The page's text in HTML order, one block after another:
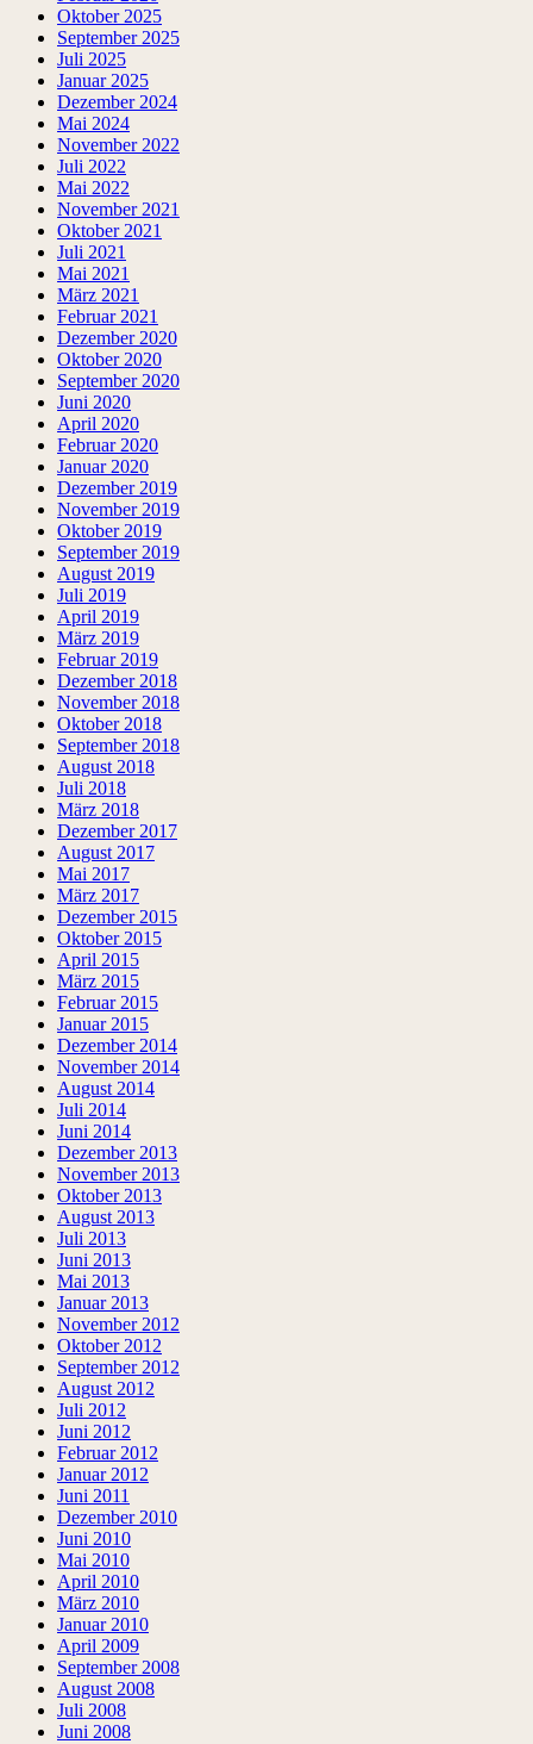
Oktober 2025
September 2025
Juli 2025
Januar 2025
Dezember 2024
Mai 2024
November 2022
Juli 2022
Mai 2022
November 2021
Oktober 2021
Juli 2021
Mai 2021
März 2021
Februar 2021
Dezember 2020
Oktober 2020
September 2020
Juni 2020
April 2020
Februar 2020
Januar 2020
Dezember 2019
November 2019
Oktober 2019
September 2019
August 2019
Juli 2019
April 2019
März 2019
Februar 2019
Dezember 2018
November 2018
Oktober 2018
September 2018
August 2018
Juli 2018
März 2018
Dezember 2017
August 2017
Mai 2017
März 2017
Dezember 2015
Oktober 2015
April 2015
März 2015
Februar 2015
Januar 2015
Dezember 2014
November 2014
August 2014
Juli 2014
Juni 2014
Dezember 2013
November 2013
Oktober 2013
August 2013
Juli 2013
Juni 2013
Mai 2013
Januar 2013
November 2012
Oktober 2012
September 2012
August 2012
Juli 2012
Juni 2012
Februar 2012
Januar 2012
Juni 2011
Dezember 2010
Juni 2010
Mai 2010
April 2010
März 2010
Januar 2010
April 2009
September 2008
August 2008
Juli 2008
Juni 2008